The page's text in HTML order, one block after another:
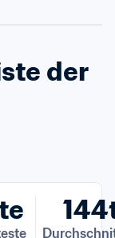
der